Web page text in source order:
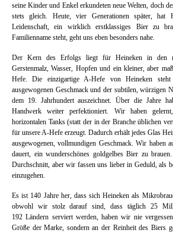
seine Kinder und Enkel erkundeten neue Welten, doch
stets gleich. Heute, vier Generationen später, hat
Leidenschaft, ein wirklich erstklassiges Bier zu
Familienname steht, geht uns eben besonders nahe.
Der Kern des Erfolgs liegt für Heineken in den
Gerstenmalz, Wasser, Hopfen und ein kleiner, aber
Hefe. Die einzigartige A-Hefe von Heineken
ausgewogenen Geschmack und der subtilen, würzigen
dem 19. Jahrhundert auszeichnet. Über die Jahre
Handwerk weiter perfektioniert. Wir haben
horizontalen Tanks (statt der in der Branche üblichen
für unsere A-Hefe erzeugt. Dadurch erhält jedes Glas
ausgewogenen, vollmundigen Geschmack. Wir haben
dauert, ein wunderschönes goldgelbes Bier zu
Durchschnitt, aber wir fassen uns lieber in Geduld, als
einzugehen.
Es ist 140 Jahre her, dass sich Heineken als
obwohl wir stolz darauf sind, dass täglich 25
192 Ländern serviert werden, haben wir nie
Größe der Marke, sondern an der Reinheit des Biers